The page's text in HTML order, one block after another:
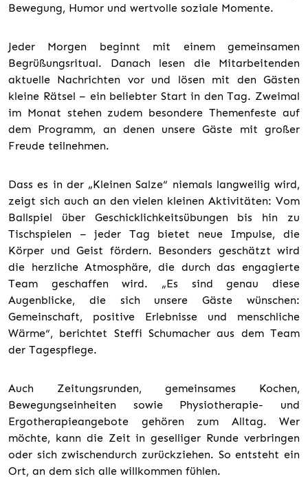
Bewegung, Humor und wertvolle soziale Momente.
Jeder Morgen beginnt mit einem gemeinsamen
Begrüßungsritual. Danach lesen die Mitarbeitenden
aktuelle Nachrichten vor und lösen mit den Gästen
kleine Rätsel – ein beliebter Start in den Tag. Zweimal
im Monat stehen zudem besondere Themenfeste auf
dem Programm, an denen unsere Gäste mit großer
Freude teilnehmen.
Dass es in der „Kleinen Salze“ niemals langweilig wird,
zeigt sich auch an den vielen kleinen Aktivitäten: Vom
Ballspiel über Geschicklichkeitsübungen bis hin zu
Tischspielen – jeder Tag bietet neue Impulse, die
Körper und Geist fördern. Besonders geschätzt wird
die herzliche Atmosphäre, die durch das engagierte
Team geschaffen wird. „Es sind genau diese
Augenblicke, die sich unsere Gäste wünschen:
Gemeinschaft, positive Erlebnisse und menschliche
Wärme“, berichtet Steffi Schumacher aus dem Team
der Tagespflege.
Auch Zeitungsrunden, gemeinsames Kochen,
Bewegungseinheiten sowie Physiotherapie- und
Ergotherapieangebote gehören zum Alltag. Wer
möchte, kann die Zeit in geselliger Runde verbringen
oder sich zwischendurch zurückziehen. So entsteht ein
Ort, an dem sich alle willkommen fühlen.